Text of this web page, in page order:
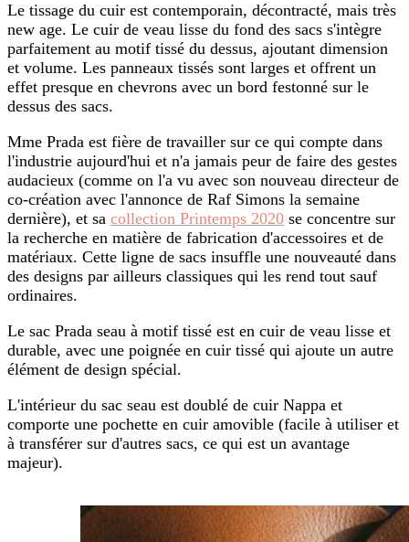
Le tissage du cuir est contemporain, décontracté, mais très
new age. Le cuir de veau lisse du fond des sacs s'intègre
parfaitement au motif tissé du dessus, ajoutant dimension
et volume. Les panneaux tissés sont larges et offrent un
effet presque en chevrons avec un bord festonné sur le
dessus des sacs.
Mme Prada est fière de travailler sur ce qui compte dans
l'industrie aujourd'hui et n'a jamais peur de faire des gestes
audacieux (comme on l'a vu avec son nouveau directeur de
co-création avec l'annonce de Raf Simons la semaine
dernière), et sa collection Printemps 2020 se concentre sur
la recherche en matière de fabrication d'accessoires et de
matériaux. Cette ligne de sacs insuffle une nouveauté dans
des designs par ailleurs classiques qui les rend tout sauf
ordinaires.
Le sac Prada seau à motif tissé est en cuir de veau lisse et
durable, avec une poignée en cuir tissé qui ajoute un autre
élément de design spécial.
L'intérieur du sac seau est doublé de cuir Nappa et
comporte une pochette en cuir amovible (facile à utiliser et
à transférer sur d'autres sacs, ce qui est un avantage
majeur).